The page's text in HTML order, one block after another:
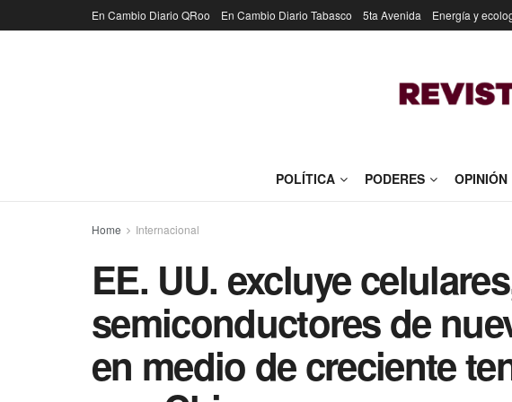
En Cambio Diario QRoo En Cambio Diario Tabasco 5ta Avenida Energía y
POLÍTICA PODERES OPINIÓN
Home Internacional
EE. UU. excluye
semiconductores de
en medio de creciente